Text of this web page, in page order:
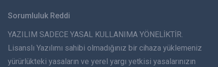
ภาษาไทย
Sorumluluk Reddi
YAZILIM SADECE YASAL KULLANIMA YÖNELİKTİR.
Lisanslı Yazılımı sahibi olmadığınız bir cihaza yüklemeniz
yürürlükteki yasaların ve yerel yargı yetkisi yasalarınızın